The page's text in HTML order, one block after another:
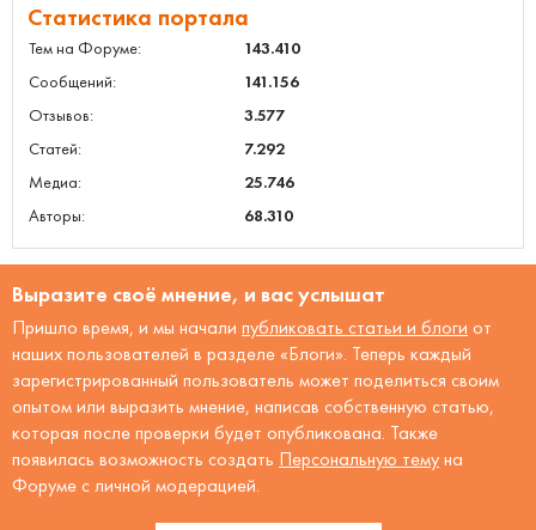
Статистика портала
Тем на Форуме:
143.410
Сообщений:
141.156
Отзывов:
3.577
Статей:
7.292
Медиа:
25.746
Авторы:
68.310
Выразите своё мнение, и вас услышат
Пришло время, и мы начали публиковать статьи и блоги от
наших пользователей в разделе «Блоги». Теперь каждый
зарегистрированный пользователь может поделиться своим
опытом или выразить мнение, написав собственную статью,
которая после проверки будет опубликована. Также
появилась возможность создать Персональную тему на
Форуме с личной модерацией.